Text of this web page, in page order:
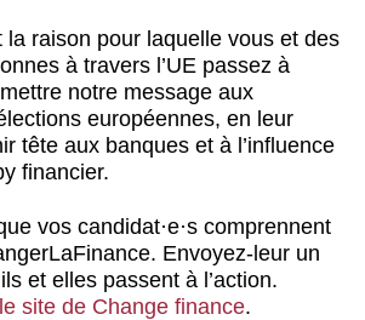
la raison pour laquelle vous et des
à travers l’UE passez à
notre message aux
européennes, en leur
tête aux banques et à l’influence
financier.
vos candidat·e·s comprennent
Envoyez-leur un
et elles passent à l’action.
le site de Change finance.